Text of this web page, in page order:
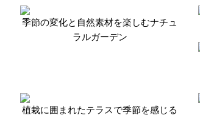
季節の変化と自然素材を楽しむナチュ
ラルガーデン
植栽に囲まれたテラスで季節を感じる